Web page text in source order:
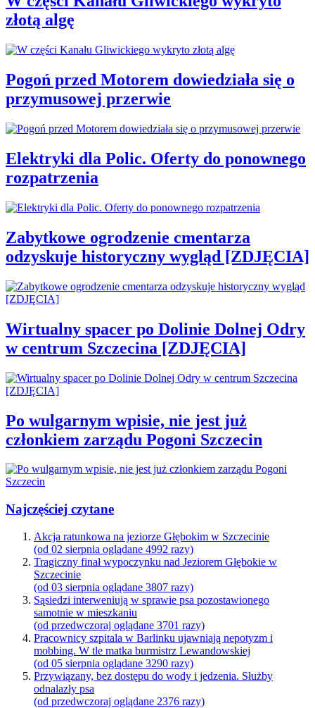
złotą algę
Pogoń przed Motorem dowiedziała się o
przymusowej przerwie
Elektryki dla Polic. Oferty do ponownego
rozpatrzenia
Zabytkowe ogrodzenie cmentarza
odzyskuje historyczny wygląd [ZDJĘCIA]
Wirtualny spacer po Dolinie Dolnej Odry
w centrum Szczecina [ZDJĘCIA]
Po wulgarnym wpisie, nie jest już
członkiem zarządu Pogoni Szczecin
Najczęściej czytane
Akcja ratunkowa na jeziorze Głębokim w Szczecinie
(od 02 sierpnia oglądane 4992 razy)
Tragiczny finał wypoczynku nad Jeziorem Głębokie w
Szczecinie
(od 03 sierpnia oglądane 3807 razy)
Sąsiedzi interweniują w sprawie psa pozostawionego
samotnie w mieszkaniu
(od przedwczoraj oglądane 3701 razy)
Pracownicy szpitala w Barlinku ujawniają nepotyzm i
mobbing. W tle matka burmistrz Lewandowskiej
(od 05 sierpnia oglądane 3290 razy)
Przywiązany, bez dostępu do wody i jedzenia. Służby
odnalazły psa
(od przedwczoraj oglądane 2376 razy)